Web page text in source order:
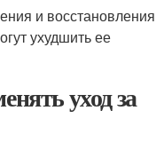
и восстановления
ухудшить ее
уход за